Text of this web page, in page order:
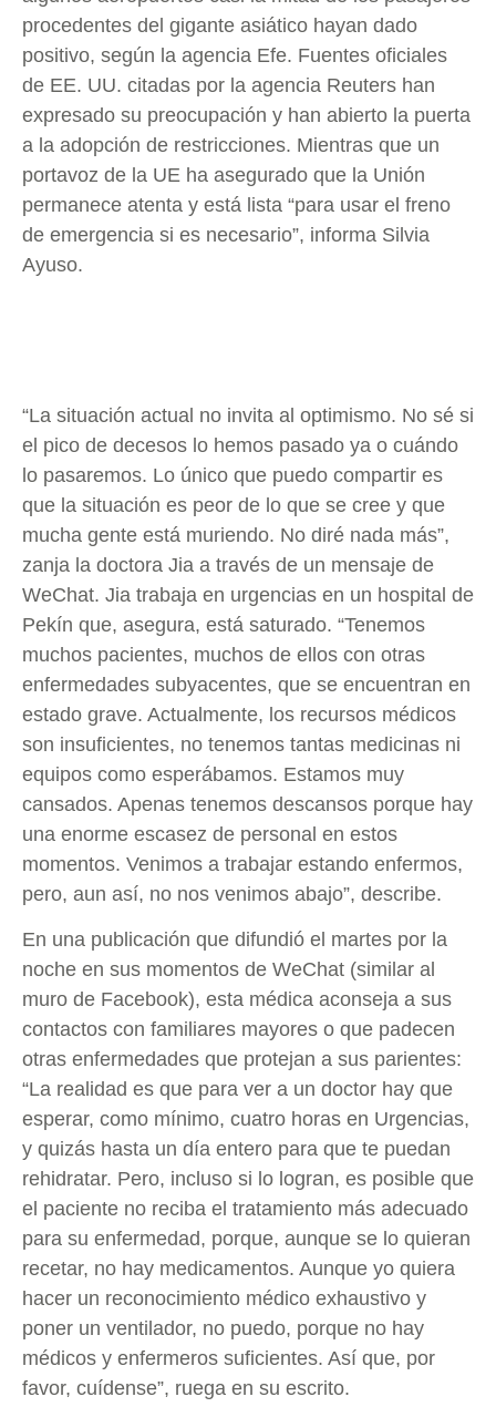
procedentes del gigante asiático hayan dado
positivo, según la agencia Efe. Fuentes oficiales
de EE. UU. citadas por la agencia Reuters han
expresado su preocupación y han abierto la puerta
a la adopción de restricciones. Mientras que un
portavoz de la UE ha asegurado que la Unión
permanece atenta y está lista “para usar el freno
de emergencia si es necesario”, informa Silvia
Ayuso.
“La situación actual no invita al optimismo. No sé si
el pico de decesos lo hemos pasado ya o cuándo
lo pasaremos. Lo único que puedo compartir es
que la situación es peor de lo que se cree y que
mucha gente está muriendo. No diré nada más”,
zanja la doctora Jia a través de un mensaje de
WeChat. Jia trabaja en urgencias en un hospital de
Pekín que, asegura, está saturado. “Tenemos
muchos pacientes, muchos de ellos con otras
enfermedades subyacentes, que se encuentran en
estado grave. Actualmente, los recursos médicos
son insuficientes, no tenemos tantas medicinas ni
equipos como esperábamos. Estamos muy
cansados. Apenas tenemos descansos porque hay
una enorme escasez de personal en estos
momentos. Venimos a trabajar estando enfermos,
pero, aun así, no nos venimos abajo”, describe.
En una publicación que difundió el martes por la
noche en sus momentos de WeChat (similar al
muro de Facebook), esta médica aconseja a sus
contactos con familiares mayores o que padecen
otras enfermedades que protejan a sus parientes:
“La realidad es que para ver a un doctor hay que
esperar, como mínimo, cuatro horas en Urgencias,
y quizás hasta un día entero para que te puedan
rehidratar. Pero, incluso si lo logran, es posible que
el paciente no reciba el tratamiento más adecuado
para su enfermedad, porque, aunque se lo quieran
recetar, no hay medicamentos. Aunque yo quiera
hacer un reconocimiento médico exhaustivo y
poner un ventilador, no puedo, porque no hay
médicos y enfermeros suficientes. Así que, por
favor, cuídense”, ruega en su escrito.